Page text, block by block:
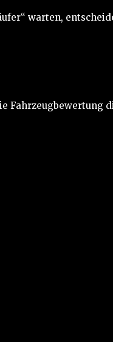
warten,
Fahrzeugbewertung